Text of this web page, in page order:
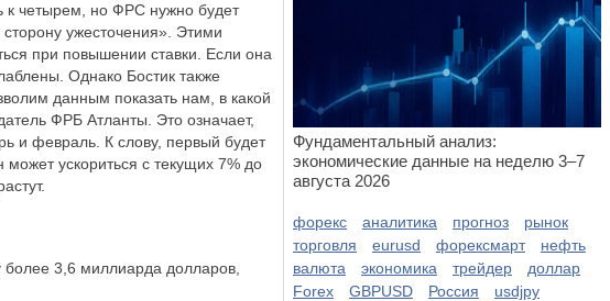
к четырем, но ФРС нужно будет
ужесточения». Этими
при повышении ставки. Если она
Однако Бостик также
данным показать нам, в какой
ФРБ Атланты. Это означает,
и февраль. К слову, первый будет
может ускориться с текущих 7% до
3,6 миллиарда долларов,
Фундаментальный анализ:
экономические данные на неделю 3–7
августа 2026
форекс аналитика прогноз
рынок
торговля
eurusd форексмарт
нефть
валюта
экономика трейдер
доллар
Forex
GBPUSD Россия
usdjpy